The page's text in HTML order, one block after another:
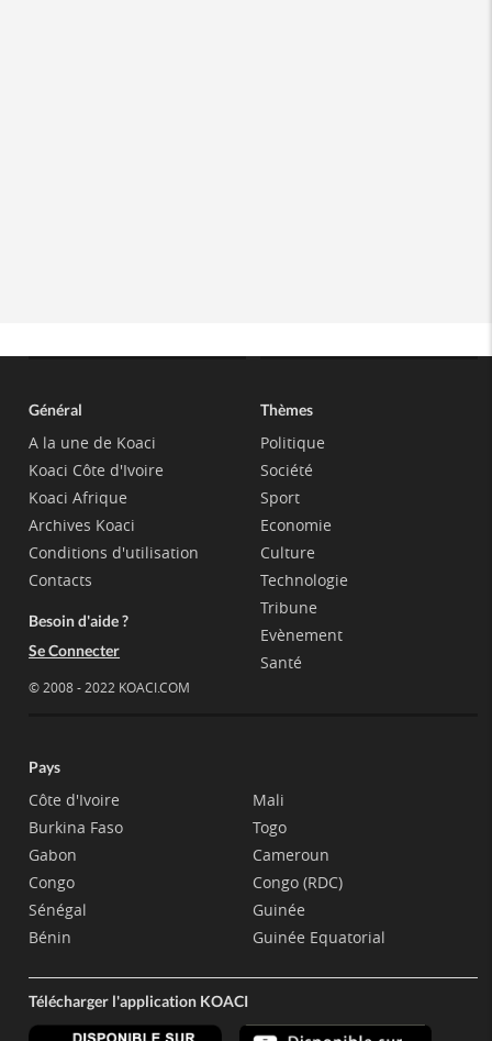
Général
A la une de Koaci
Koaci Côte d'Ivoire
Koaci Afrique
Archives Koaci
Conditions d'utilisation
Contacts
Besoin d'aide ?
Se Connecter
© 2008 - 2022 KOACI.COM
Thèmes
Politique
Société
Sport
Economie
Culture
Technologie
Tribune
Evènement
Santé
Pays
Côte d'Ivoire
Burkina Faso
Gabon
Congo
Sénégal
Bénin
Mali
Togo
Cameroun
Congo (RDC)
Guinée
Guinée Equatorial
Télécharger l'application KOACI